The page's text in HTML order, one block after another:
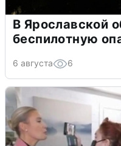
В Ярославской
беспилотную
6 августа 6